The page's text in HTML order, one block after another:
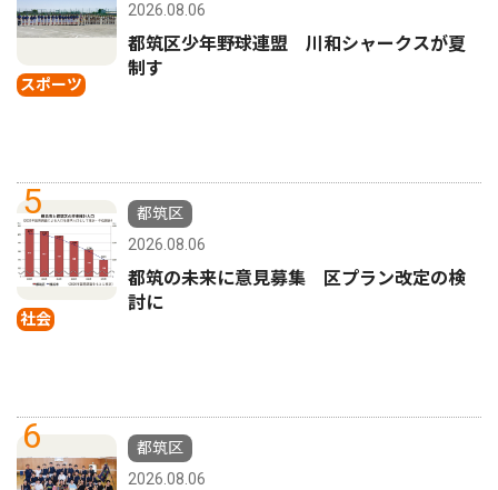
スポーツ
2026.08.06
都筑区少年野球連盟 川和シャークスが夏
制す
5
社会
都筑区
2026.08.06
都筑の未来に意見募集 区プラン改定の検
討に
6
都筑区
2026.08.06